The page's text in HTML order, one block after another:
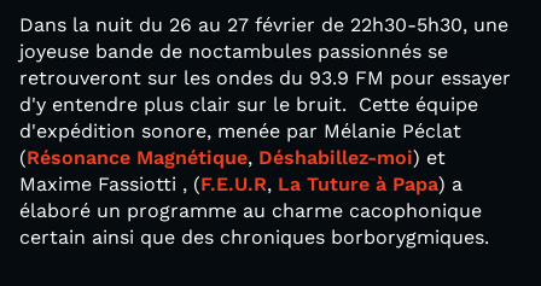
Dans la nuit du 26 au 27 février de 22h30-5h30, une
joyeuse bande de noctambules passionnés se
retrouveront sur les ondes du 93.9 FM pour essayer
d'y entendre plus clair sur le bruit. Cette équipe
d'expédition sonore, menée par Mélanie Péclat
(Résonance Magnétique, Déshabillez-moi) et
Maxime Fassiotti , (F.E.U.R, La Tuture à Papa) a
élaboré un programme au charme cacophonique
certain ainsi que des chroniques borborygmiques.